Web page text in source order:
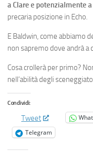
a Clare e potenzialmente
precaria posizione in Echo.
E Baldwin, come abbiamo
non sapremo dove andrà a
Cosa crollerà per primo?
nell’abilità degli
Condividi:
Tweet
Telegram